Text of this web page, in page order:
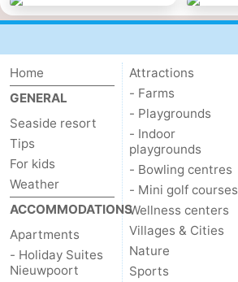
night
-
Suites
Nieuwpoort
Holiday
Suites
Westende
Bed
(and
breakfasts)
Campsites
Cottages
-
Nieuwpoort
-
Oostduinkerke
-
Home
GENERAL
Seaside resort
Tips
For kids
Weather
ACCOMMODATIONS
Apartments
- Holiday Suites
Nieuwpoort
Attractions
- Farms
- Playgrounds
- Indoor
playgrounds
- Bowling centres
- Mini golf courses
Wellness centers
Villages & Cities
Nature
Sports